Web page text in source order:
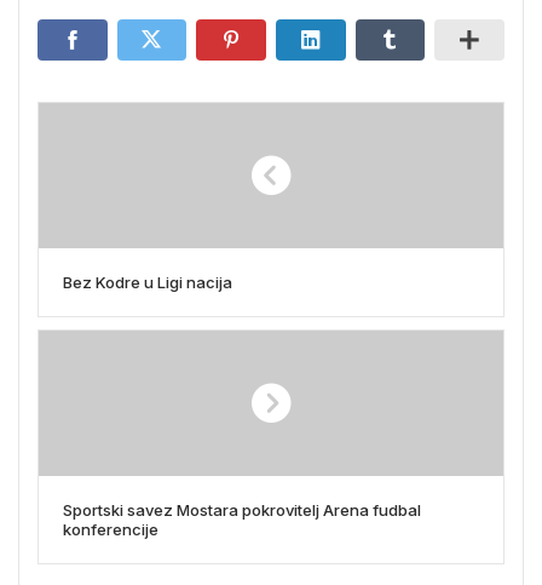
Bez Kodre u Ligi nacija
Sportski savez Mostara pokrovitelj Arena fudbal
konferencije